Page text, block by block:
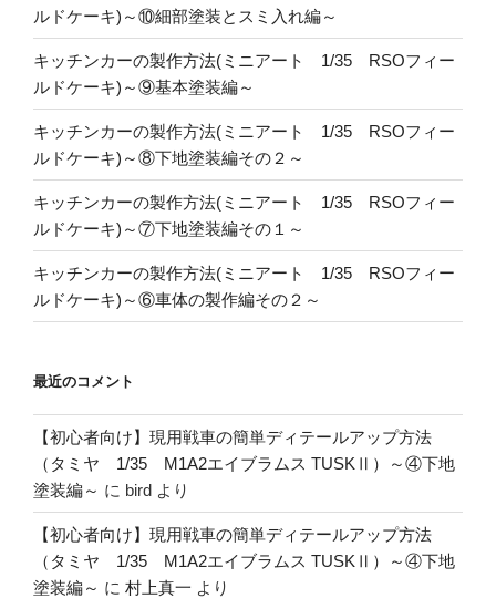
ルドケーキ)～⑩細部塗装とスミ入れ編～
キッチンカーの製作方法(ミニアート 1/35 RSOフィー
ルドケーキ)～⑨基本塗装編～
キッチンカーの製作方法(ミニアート 1/35 RSOフィー
ルドケーキ)～⑧下地塗装編その２～
キッチンカーの製作方法(ミニアート 1/35 RSOフィー
ルドケーキ)～⑦下地塗装編その１～
キッチンカーの製作方法(ミニアート 1/35 RSOフィー
ルドケーキ)～⑥車体の製作編その２～
最近のコメント
【初心者向け】現用戦車の簡単ディテールアップ方法
（タミヤ 1/35 M1A2エイブラムス TUSKⅡ）～④下地
塗装編～ に bird より
【初心者向け】現用戦車の簡単ディテールアップ方法
（タミヤ 1/35 M1A2エイブラムス TUSKⅡ）～④下地
塗装編～ に 村上真一 より